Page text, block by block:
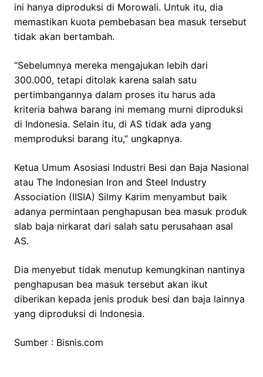
ini hanya diproduksi di Morowali. Untuk itu, dia
memastikan kuota pembebasan bea masuk tersebut
tidak akan bertambah.
“Sebelumnya mereka mengajukan lebih dari
300.000, tetapi ditolak karena salah satu
pertimbangannya dalam proses itu harus ada
kriteria bahwa barang ini memang murni diproduksi
di Indonesia. Selain itu, di AS tidak ada yang
memproduksi barang itu,” ungkapnya.
Ketua Umum Asosiasi Industri Besi dan Baja Nasional
atau The Indonesian Iron and Steel Industry
Association (IISIA) Silmy Karim menyambut baik
adanya permintaan penghapusan bea masuk produk
slab baja nirkarat dari salah satu perusahaan asal
AS.
Dia menyebut tidak menutup kemungkinan nantinya
penghapusan bea masuk tersebut akan ikut
diberikan kepada jenis produk besi dan baja lainnya
yang diproduksi di Indonesia.
Sumber : Bisnis.com